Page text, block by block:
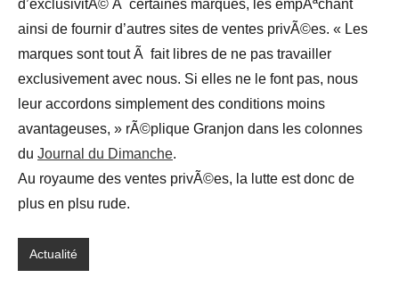
d’exclusivitÃ© Ã certaines marques, les empÃªchant
ainsi de fournir d’autres sites de ventes privÃ©es. « Les
marques sont tout Ã fait libres de ne pas travailler
exclusivement avec nous. Si elles ne le font pas, nous
leur accordons simplement des conditions moins
avantageuses, » rÃ©plique Granjon dans les colonnes
du Journal du Dimanche.
Au royaume des ventes privÃ©es, la lutte est donc de
plus en plsu rude.
Actualité